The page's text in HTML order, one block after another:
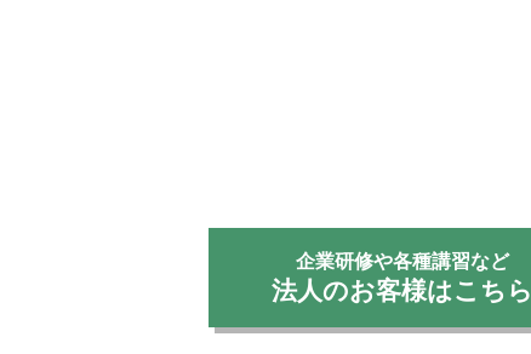
企業研修や各種講習など
法人のお客様はこちら